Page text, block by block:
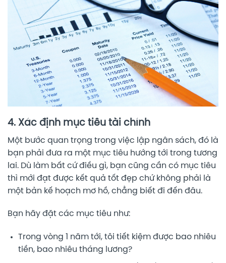
4. Xác định mục tiêu tài chính
Một bước quan trọng trong việc lập ngân sách, đó là
bạn phải đưa ra một mục tiêu hướng tới trong tương
lai. Dù làm bất cứ điều gì, bạn cũng cần có mục tiêu
thì mới đạt được kết quả tốt đẹp chứ không phải là
một bản kế hoạch mơ hồ, chẳng biết đi đến đâu.
Bạn hãy đặt các mục tiêu như:
Trong vòng 1 năm tới, tôi tiết kiệm được bao nhiêu
tiền, bao nhiêu tháng lương?